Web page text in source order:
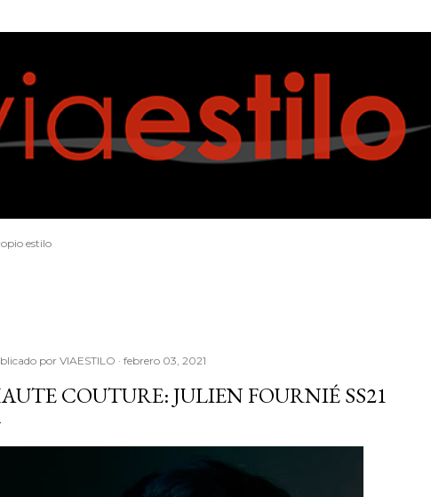
estilo
por VIAESTILO febrero 03, 2021
COUTURE: JULIEN FOURNIÉ SS21